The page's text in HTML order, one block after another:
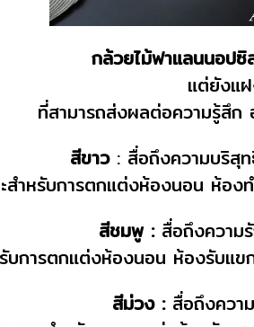
กล้วยไม้ฟาแลนนอปซิ
แต่ยังแ
ที่สามารถส่งผลต่อความรู้สึก
สีขาว: สื่อถึงความบริสุท
ะสำหรับการตกแต่งห้องนอน ห้อ
สีชมพู : สื่อถึงความ
รับการตกแต่งห้องนอน ห้องรับแ
สีม่วง : สื่อถึงควา